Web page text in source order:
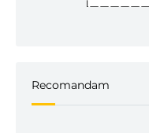
Recomandam